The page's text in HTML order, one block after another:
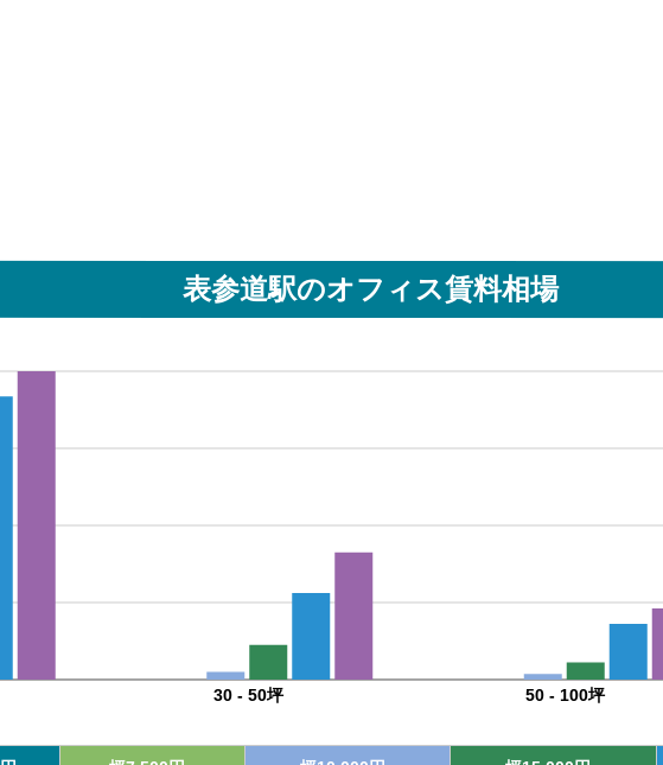
表参道駅のオフィス賃料相場
30 - 50坪 50 - 100坪